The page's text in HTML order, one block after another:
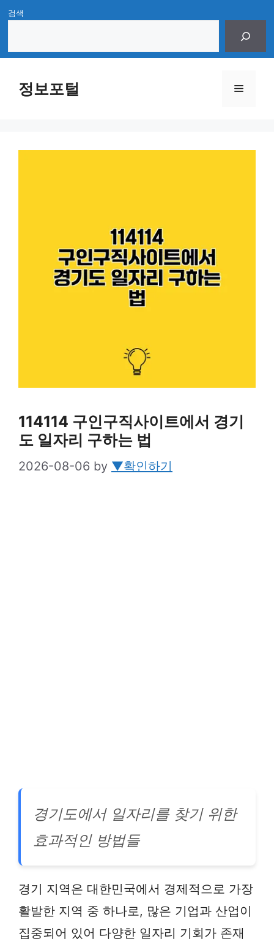
Skip
content
검색
정보포털 Menu
114114 구인구직사이트에서 경기
도 일자리 구하는 법
2026-08-06 by ▼확인하기
경기도에서 일자리를 찾기 위한
효과적인 방법들
경기 지역은 대한민국에서 경제적으로 가장
활발한 지역 중 하나로, 많은 기업과 산업이
집중되어 있어 다양한 일자리 기회가 존재